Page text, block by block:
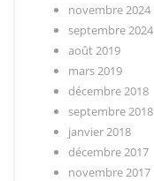
novembre 2024
septembre 2024
août 2019
mars 2019
décembre 2018
septembre 2018
janvier 2018
décembre 2017
novembre 2017